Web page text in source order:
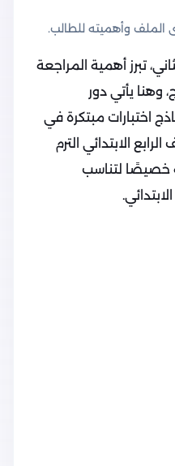
وأهميته للطالب.
تبرز أهمية المراجعة
وهنا يأتي دور
اختبارات مبتكرة في
الابتدائي الترم
خصيصًا لتناسب